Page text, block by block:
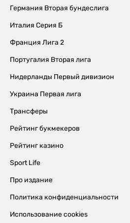
Германия Вторая бундеслига
Италия Серия Б
Франция Лига 2
Португалия Вторая лига
Нидерланды Первый дивизион
Украина Первая лига
Трансферы
Рейтинг букмекеров
Рейтинг казино
Sport Life
Про издание
Политика конфиденциальности
Использование cookies